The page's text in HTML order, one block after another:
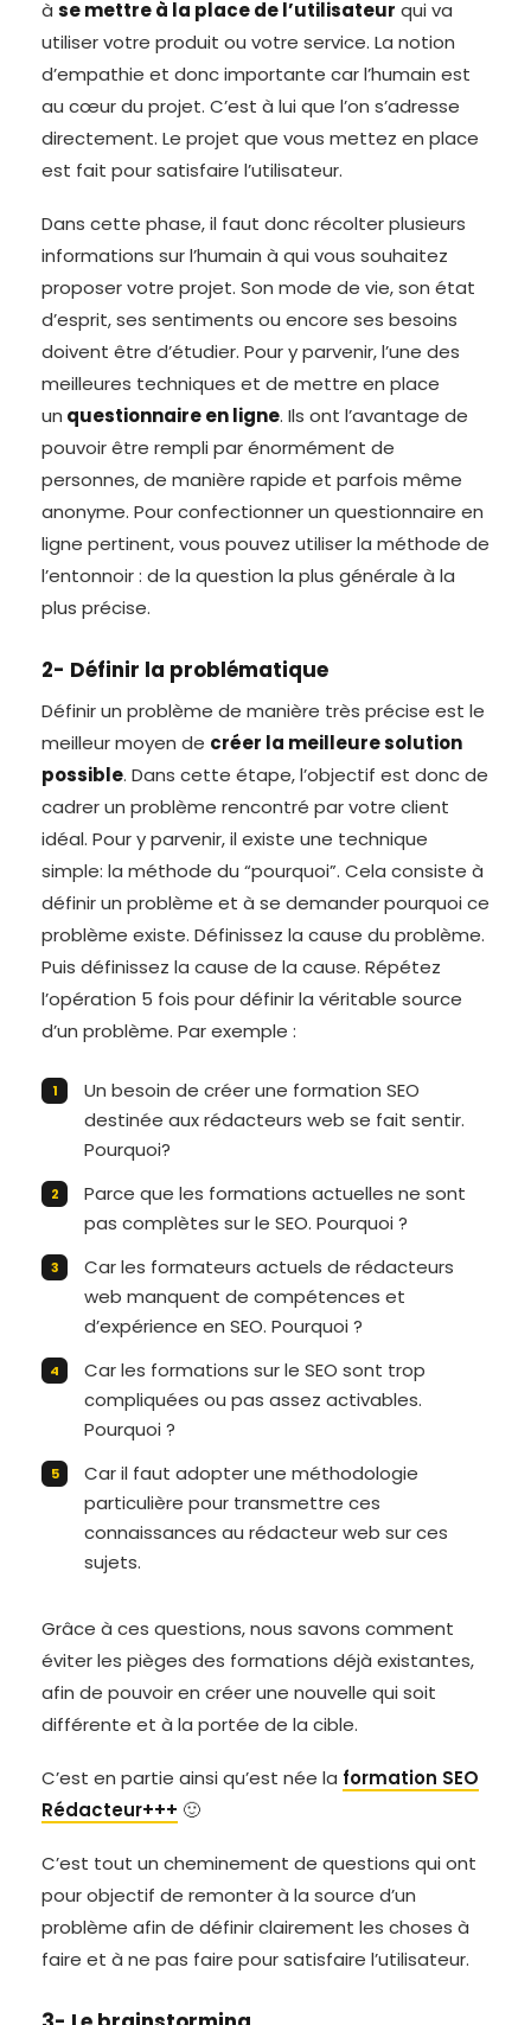
à se mettre à la place de l’utilisateur qui va
utiliser votre produit ou votre service. La notion
d’empathie et donc importante car l’humain est
au cœur du projet. C’est à lui que l’on s’adresse
directement. Le projet que vous mettez en place
est fait pour satisfaire l’utilisateur.
Dans cette phase, il faut donc récolter plusieurs
informations sur l’humain à qui vous souhaitez
proposer votre projet. Son mode de vie, son état
d’esprit, ses sentiments ou encore ses besoins
doivent être d’étudier. Pour y parvenir, l’une des
meilleures techniques et de mettre en place
un questionnaire en ligne. Ils ont l’avantage de
pouvoir être rempli par énormément de
personnes, de manière rapide et parfois même
anonyme. Pour confectionner un questionnaire en
ligne pertinent, vous pouvez utiliser la méthode de
l’entonnoir : de la question la plus générale à la
plus précise.
2- Définir la problématique
Définir un problème de manière très précise est le
meilleur moyen de créer la meilleure solution
possible. Dans cette étape, l’objectif est donc de
cadrer un problème rencontré par votre client
idéal. Pour y parvenir, il existe une technique
simple: la méthode du “pourquoi”. Cela consiste à
définir un problème et à se demander pourquoi ce
problème existe. Définissez la cause du problème.
Puis définissez la cause de la cause. Répétez
l’opération 5 fois pour définir la véritable source
d’un problème. Par exemple :
Un besoin de créer une formation SEO
destinée aux rédacteurs web se fait sentir.
Pourquoi?
Parce que les formations actuelles ne sont
pas complètes sur le SEO. Pourquoi ?
Car les formateurs actuels de rédacteurs
web manquent de compétences et
d’expérience en SEO. Pourquoi ?
Car les formations sur le SEO sont trop
compliquées ou pas assez activables.
Pourquoi ?
Car il faut adopter une méthodologie
particulière pour transmettre ces
connaissances au rédacteur web sur ces
sujets.
Grâce à ces questions, nous savons comment
éviter les pièges des formations déjà existantes,
afin de pouvoir en créer une nouvelle qui soit
différente et à la portée de la cible.
C’est en partie ainsi qu’est née la formation SEO
Rédacteur+++ 🙂
C’est tout un cheminement de questions qui ont
pour objectif de remonter à la source d’un
problème afin de définir clairement les choses à
faire et à ne pas faire pour satisfaire l’utilisateur.